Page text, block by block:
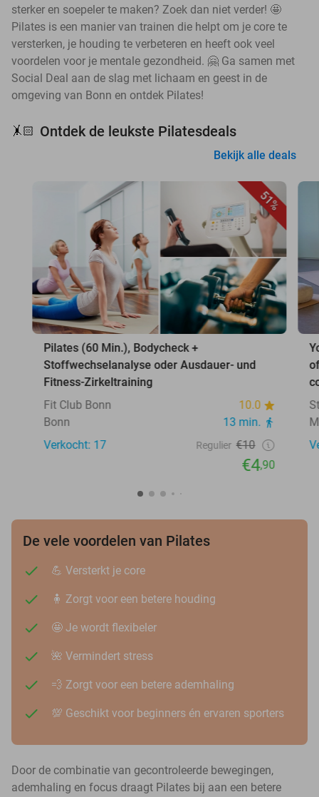
sterker en soepeler te maken? Zoek dan niet verder! 🤩
Pilates is een manier van trainen die helpt om je core te
versterken, je houding te verbeteren en heeft ook veel
voordelen voor je mentale gezondheid. 🤗 Ga samen met
Social Deal aan de slag met lichaam en geest in de
omgeving van Bonn en ontdek Pilates!
🤸🏻 Ontdek de leukste Pilatesdeals
Bekijk alle deals
51%
Pilates (60 Min.), Bodycheck +
Stoffwechselanalyse oder Ausdauer- und
Fitness-Zirkeltraining
Fit Club Bonn
10.0
Bonn
13 min.
Verkocht: 17
Regulier €10
€4,90
De vele voordelen van Pilates
💪 Versterkt je core
🧍 Zorgt voor een betere houding
🤩 Je wordt flexibeler
🌺 Vermindert stress
💨 Zorgt voor een betere ademhaling
💯 Geschikt voor beginners én ervaren sporters
Door de combinatie van gecontroleerde bewegingen,
ademhaling en focus draagt Pilates bij aan een betere